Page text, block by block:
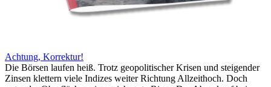
Achtung, Korrektur!
Die Börsen laufen heiß. Trotz geopolitischer Krisen und steigender
Zinsen klettern viele Indizes weiter Richtung Allzeithoch. Doch